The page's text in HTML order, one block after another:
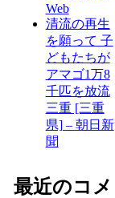
Web
清流の再生
を願って 子
どもたちが
アマゴ1万8
千匹を放流
三重 [三重
県] – 朝日新
聞
最近のコメ